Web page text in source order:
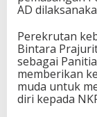
AD
Perekrutan
Bintara
sebagai
memberikan
muda untuk
diri kepada